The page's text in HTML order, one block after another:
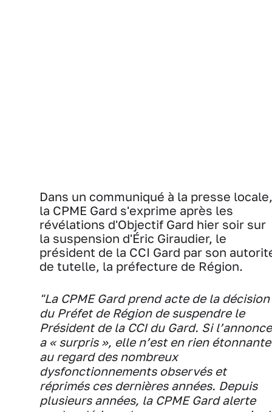
Dans un communiqué à la presse locale,
la CPME Gard s'exprime après les
révélations d'Objectif Gard hier soir sur
la suspension d'Éric Giraudier, le
président de la CCI Gard par son
de tutelle, la préfecture de Région.
"La CPME Gard prend acte de la décision
du Préfet de Région de suspendre le
Président de la CCI du Gard. Si l’annonce
a « surpris », elle n’est en rien étonnante
au regard des nombreux
dysfonctionnements observés et
réprimés ces dernières années. Depuis
plusieurs années, la CPME Gard alerte